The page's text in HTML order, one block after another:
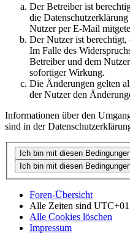
Der Betreiber ist
die
Nutzer per E-Mail
Der Nutzer ist
Im Falle des
Betreiber und dem
sofortiger Wirkung.
Die Änderungen gelten
der Nutzer den
Informationen über den
sind in der
Foren-Übersicht
Alle Zeiten sind
Alle Cookies löschen
Impressum